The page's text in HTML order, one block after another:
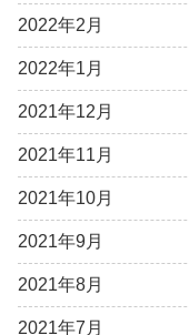
2022年2月
2022年1月
2021年12月
2021年11月
2021年10月
2021年9月
2021年8月
2021年7月